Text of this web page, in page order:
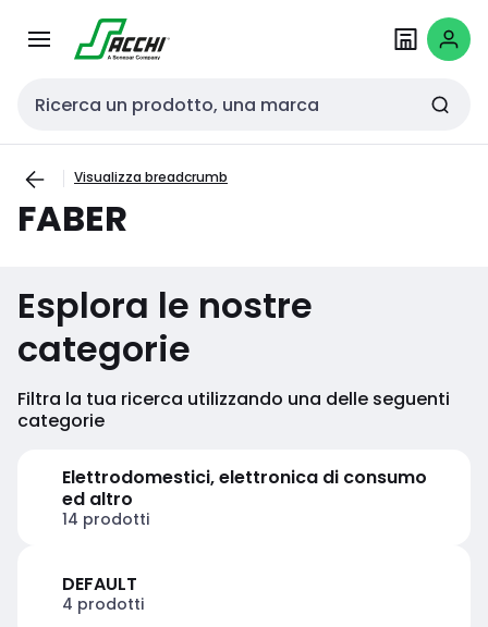
navigazionecontenuto
Cerca input
Visualizza breadcrumb
FABER
Esplora le nostre
categorie
Filtra la tua ricerca utilizzando una delle seguenti
categorie
Elettrodomestici, elettronica di consumo
ed altro
14 prodotti
DEFAULT
4 prodotti